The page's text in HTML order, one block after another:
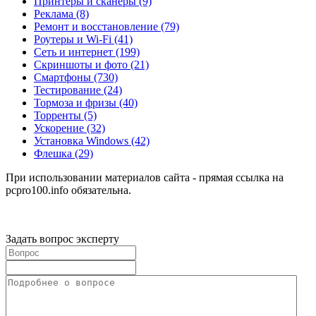
Реклама (8)
Ремонт и восстановление (79)
Роутеры и Wi-Fi (41)
Сеть и интернет (199)
Скриншоты и фото (21)
Смартфоны (730)
Тестирование (24)
Тормоза и фризы (40)
Торренты (5)
Ускорение (32)
Установка Windows (42)
Флешка (29)
При использовании материалов сайта - прямая ссылка на
pcpro100.info обязательна.
Задать вопрос эксперту